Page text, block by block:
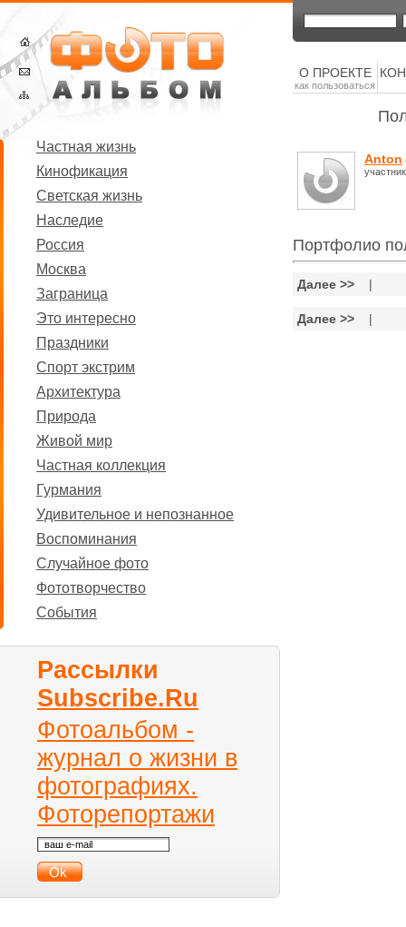
Частная жизнь
Кинофикация
Светская жизнь
Наследие
Россия
Москва
Заграница
Это интересно
Праздники
Спорт экстрим
Архитектура
Природа
Живой мир
Частная коллекция
Гурмания
Удивительное и непознанное
Воспоминания
Случайное фото
Фототворчество
События
Рассылки
Subscribe.Ru
Фотоальбом -
журнал о жизни в
фотографиях.
Фоторепортажи
О ПРОЕКТЕ
как пользоваться
Anton
участник
Портфолио
Далее >> |
Далее >> |